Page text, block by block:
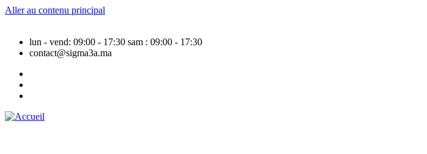
Aller au contenu principal
lun - vend: 09:00 - 17:30 sam : 09:00 - 17:30
contact@sigma3a.ma